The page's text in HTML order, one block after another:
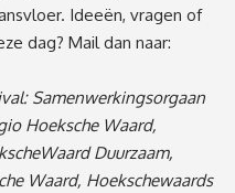
Ideeën, vragen of
dag? Mail dan naar:
Samenwerkingsorgaan
Hoeksche Waard,
Duurzaam,
Waard, Hoekschewaards